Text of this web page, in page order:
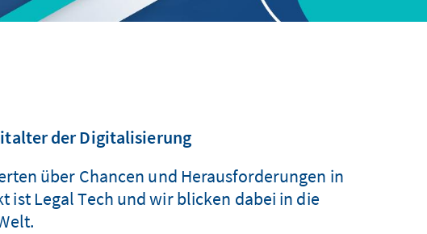
der Digitalisierung
über Chancen und Herausforderungen in
ist Legal Tech und wir blicken dabei in die